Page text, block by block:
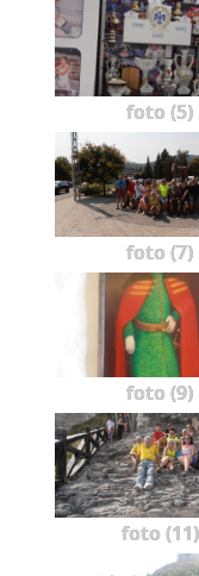
foto (5)
foto (7)
foto (9)
foto (11)